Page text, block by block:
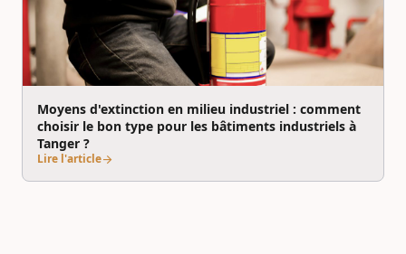
Moyens d'extinction en milieu industriel : comment
choisir le bon type pour les bâtiments industriels à
Tanger ?
Lire l'articlearrow_forward